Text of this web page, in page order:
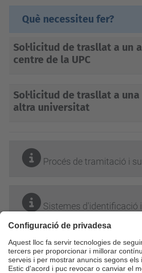
Què necessiteu fer?
Sol·licitud de trasllat a un
centre de la UPC
Sol·licitud de trasllat a una
altra universitat
Procés de tramitació i
Sistemes d'identificació
electrònica.
Àmbit: acadèmic Perfil: